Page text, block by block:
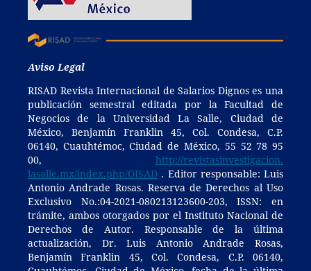
Aviso Legal
RISAD Revista Internacional de Salarios Dignos es una
publicación semestral editada por la Facultad de
Negocios de la Universidad La Salle, Ciudad de
México, Benjamín Franklin 45, Col. Condesa, C.P.
06140, Cuauhtémoc, Ciudad de México, 55 52 78 95
00,http://revistasinvestigacion.
lasalle.mx/index.php/OISAD. Editor responsable: Luis
Antonio Andrade Rosas. Reserva de Derechos al Uso
Exclusivo No.:04-2021-080213123600-203, ISSN: en
trámite, ambos otorgados por el Instituto Nacional de
Derechos de Autor. Responsable de la última
actualización, Dr. Luis Antonio Andrade Rosas,
Benjamín Franklin 45, Col. Condesa, C.P. 06140,